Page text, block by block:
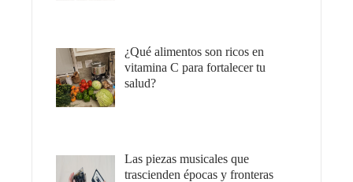
¿Qué alimentos son ricos en
vitamina C para fortalecer tu
salud?
Las piezas musicales que
trascienden épocas y fronteras